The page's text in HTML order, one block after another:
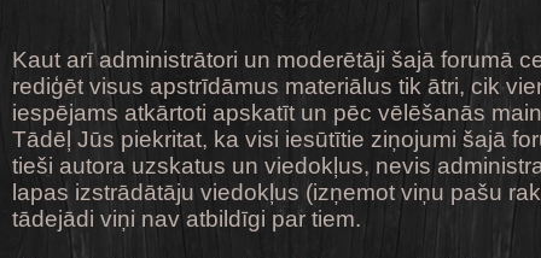
Kaut arī administrātori un moderētāji šajā forumā
rediģēt visus apstrīdāmus materiālus tik ātri, cik
iespējams atkārtoti apskatīt un pēc vēlēšanās
Tādēļ Jūs piekritat, ka visi iesūtītie ziņojumi šajā
tieši autora uzskatus un viedokļus, nevis
lapas izstrādātāju viedokļus (izņemot viņu pašu
tādejādi viņi nav atbildīgi par tiem.